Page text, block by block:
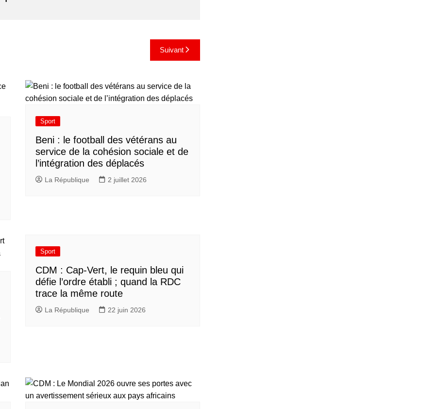
Suivant
Sport
Beni : le football des vétérans au
service de la cohésion sociale et de
l’intégration des déplacés​
La République 2 juillet 2026
Sport
CDM : Cap-Vert, le requin bleu qui
défie l’ordre établi ; quand la RDC
trace la même route
La République 22 juin 2026